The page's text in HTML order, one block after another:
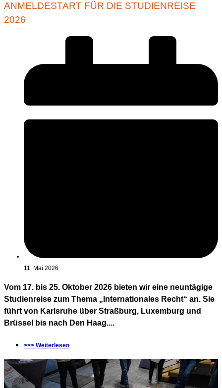
ANMELDESTART FÜR DIE STUDIENREISE
2026
11. Mai 2026
Vom 17. bis 25. Oktober 2026 bieten wir eine neuntägige
Studienreise zum Thema „Internationales Recht“ an. Sie
führt von Karlsruhe über Straßburg, Luxemburg und
Brüssel bis nach Den Haag....
>>> Weiterlesen